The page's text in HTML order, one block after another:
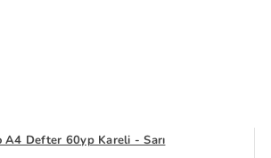
A4 Defter 60yp Kareli - Sarı